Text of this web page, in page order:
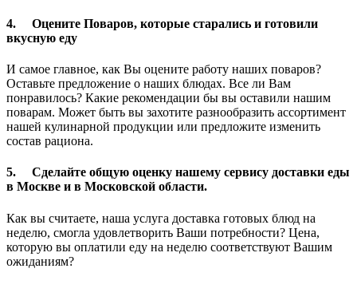
4.
Оцените Поваров, которые старались и готовили
вкусную еду
И самое главное, как Вы оцените работу наших поваров?
Оставьте предложение о наших блюдах. Все ли Вам
понравилось? Какие рекомендации бы вы оставили нашим
поварам. Может быть вы захотите разнообразить ассортимент
нашей кулинарной продукции или предложите изменить
состав рациона.
5.
Сделайте общую оценку нашему сервису доставки еды
в Москве и в Московской области.
Как вы считаете, наша услуга доставка готовых блюд на
неделю, смогла удовлетворить Ваши потребности? Цена,
которую вы оплатили еду на неделю соответствуют Вашим
ожиданиям?